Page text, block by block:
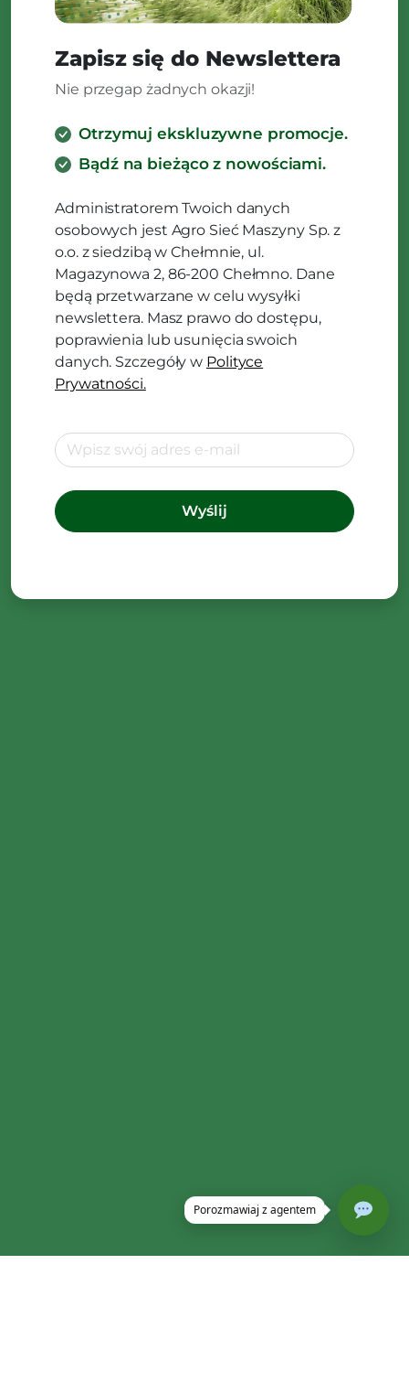
Zapisz się do Newslettera
Nie przegap żadnych okazji!
Otrzymuj ekskluzywne promocje.
Bądź na bieżąco z nowościami.
Administratorem Twoich danych
osobowych jest Agro Sieć Maszyny Sp. z
o.o. z siedzibą w Chełmnie, ul.
Magazynowa 2, 86-200 Chełmno. Dane
będą przetwarzane w celu wysyłki
newslettera. Masz prawo do dostępu,
poprawienia lub usunięcia swoich
danych. Szczegóły w Polityce
Prywatności.